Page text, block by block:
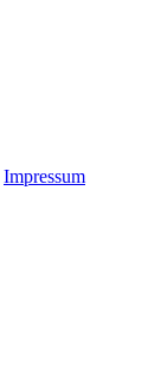
Impressum